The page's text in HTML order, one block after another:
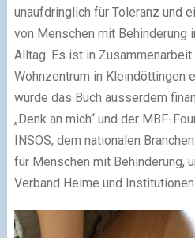
unaufdringlich für Toleranz und
von Menschen mit Behinderung
Alltag. Es ist in
Wohnzentrum in Kleindöttingen
wurde das Buch ausserdem
„Denk an mich“ und der MBF-
INSOS, dem nationalen
für Menschen mit Behinderung,
Verband Heime und